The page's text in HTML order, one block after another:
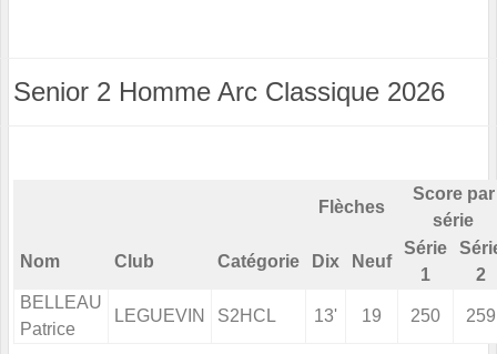
Senior 2 Homme Arc Classique 2026
Flèches
Score par
série
Nom Club Catégorie Dix Neuf
Série
1
2
BELLEAU
Patrice
LEGUEVIN S2HCL 13' 19 250 259